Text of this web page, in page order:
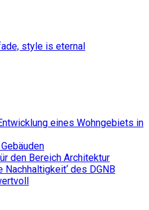
style is eternal
eines Wohngebiets in
den Bereich Architektur
Nachhaltigkeit‘ des DGNB